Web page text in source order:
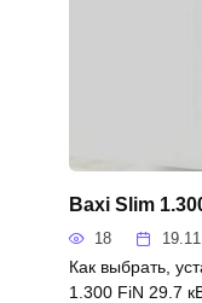
Baxi Slim
18
Как выбрать,
1.300 FiN 29.7